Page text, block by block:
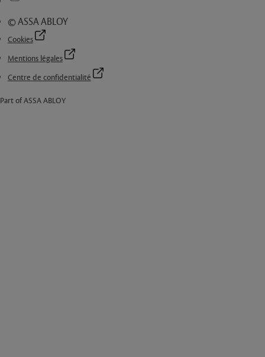
© ASSA ABLOY
Cookies
Mentions légales
Centre de confidentialité
Part of ASSA ABLOY